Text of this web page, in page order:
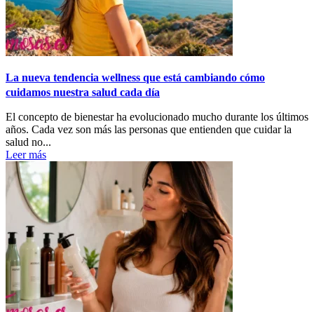
La nueva tendencia wellness que está cambiando cómo
cuidamos nuestra salud cada día
El concepto de bienestar ha evolucionado mucho durante los últimos
años. Cada vez son más las personas que entienden que cuidar la
salud no...
Leer más